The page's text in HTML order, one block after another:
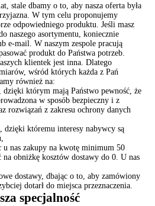
stale dbamy o to, aby nasza oferta była
W tym celu proponujemy
odpowiedniego produktu. Jeśli masz
naszego asortymentu, koniecznie
e-mail. W naszym zespole pracują
produkt do Państwa potrzeb.
klientek jest inna. Dlatego
wśród których każda z Pań
również na:
dzięki którym mają Państwo pewność, że
w sposób bezpieczny i z
rozwiązań z zakresu ochrony danych
dzięki któremu interesy nabywcy są
u nas zakupy na kwotę minimum 50
na obniżkę kosztów dostawy do 0. U nas
dostawy, dbając o to, aby zamówiony
dotarł do miejsca przeznaczenia.
specjalność